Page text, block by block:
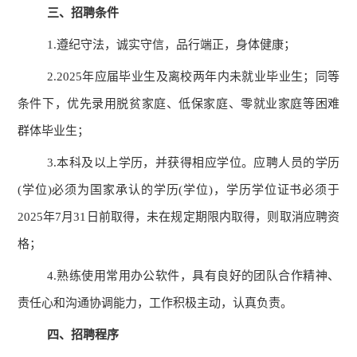
三、招聘条件
1.遵纪守法，诚实守信，品行端正，身体健康；
2.2025年应届毕业生及离校两年内未就业毕业生；同等
条件下，优先录用脱贫家庭、低保家庭、零就业家庭等困难
群体毕业生；
3.本科及以上学历，并获得相应学位。应聘人员的学历
(学位)必须为国家承认的学历(学位)，学历学位证书必须于
2025年7月31日前取得，未在规定期限内取得，则取消应聘资
格；
4.熟练使用常用办公软件，具有良好的团队合作精神、
责任心和沟通协调能力，工作积极主动，认真负责。
四、招聘程序